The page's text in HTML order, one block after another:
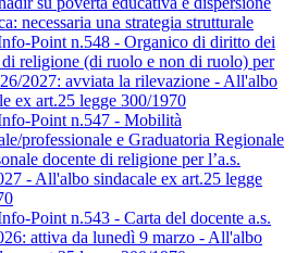
necessaria una strategia strutturale
Point n.548 - Organico di diritto dei
religione (di ruolo e non di ruolo) per
2027: avviata la rilevazione - All'albo
ex art.25 legge 300/1970
Point n.547 - Mobilità
professionale e Graduatoria Regionale
docente di religione per l’a.s.
- All'albo sindacale ex art.25 legge
Point n.543 - Carta del docente a.s.
attiva da lunedì 9 marzo - All'albo